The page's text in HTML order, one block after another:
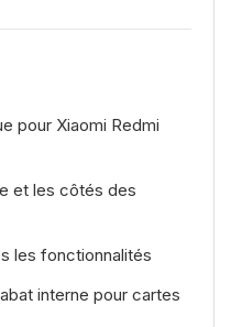
pour Xiaomi Redmi
et les côtés des
les fonctionnalités
interne pour cartes